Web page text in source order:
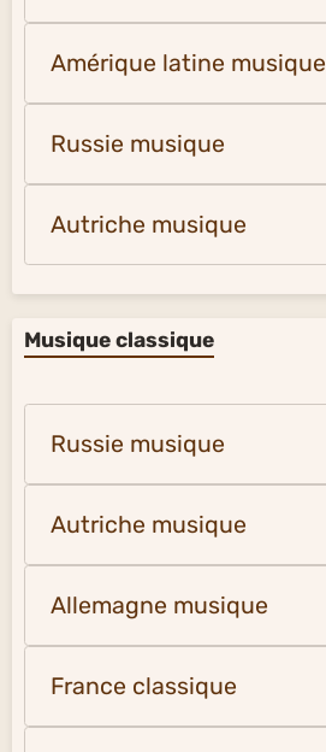
Amérique latine musique
Russie musique
Autriche musique
Musique classique
Russie musique
Autriche musique
Allemagne musique
France classique